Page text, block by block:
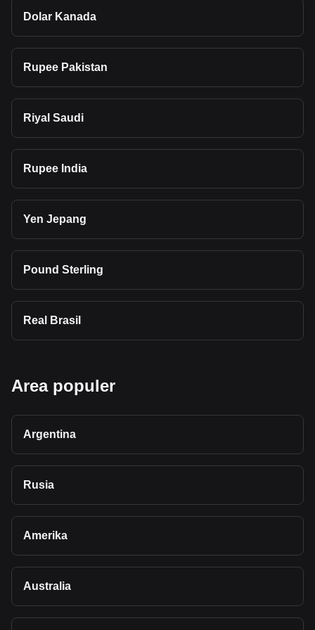
Dolar Kanada
Rupee Pakistan
Riyal Saudi
Rupee India
Yen Jepang
Pound Sterling
Real Brasil
Area populer
Argentina
Rusia
Amerika
Australia